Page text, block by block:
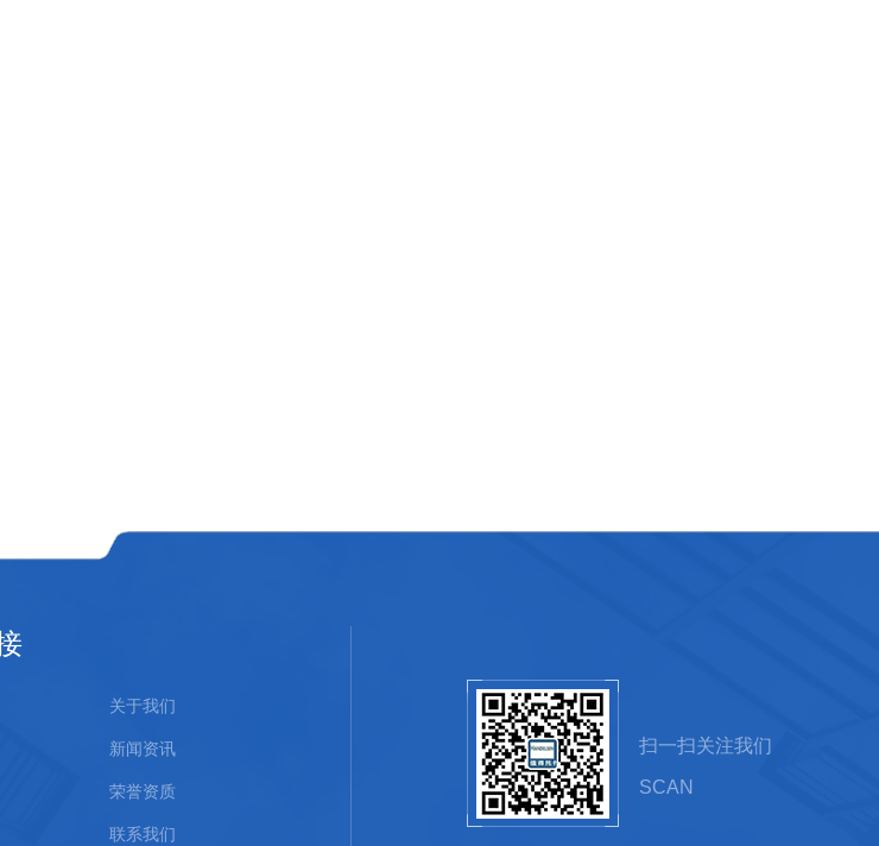
关于我们
新闻资讯
荣誉资质
联系我们
扫一扫关注我们
SCAN